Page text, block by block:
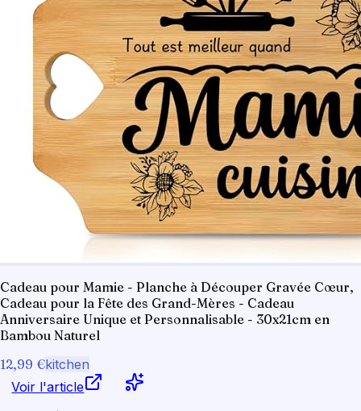
Cadeau pour Mamie - Planche à Découper Gravée Cœur,
Cadeau pour la Fête des Grand-Mères - Cadeau
Anniversaire Unique et Personnalisable - 30x21cm en
Bambou Naturel
12,99 €kitchen
Voir l'article